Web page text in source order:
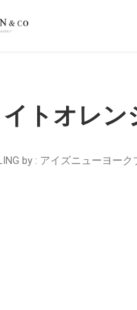
トオレン
by : アイズニューヨー